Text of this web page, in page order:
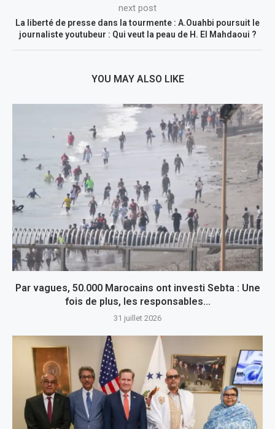
next post
La liberté de presse dans la tourmente : A.Ouahbi poursuit le
journaliste youtubeur : Qui veut la peau de H. El Mahdaoui ?
YOU MAY ALSO LIKE
Par vagues, 50.000 Marocains ont investi Sebta : Une
fois de plus, les responsables...
31 juillet 2026